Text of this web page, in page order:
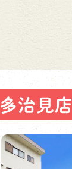
多治見店